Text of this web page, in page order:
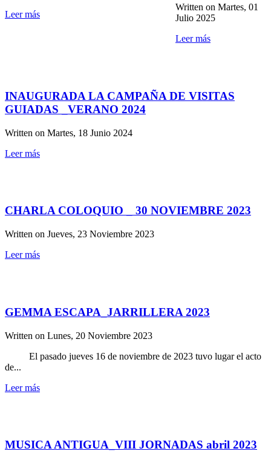
Leer más
Written on Martes, 01
Julio 2025
Leer más
INAUGURADA LA CAMPAÑA DE VISITAS
GUIADAS _VERANO 2024
Written on Martes, 18 Junio 2024
Leer más
CHARLA COLOQUIO _ 30 NOVIEMBRE 2023
Written on Jueves, 23 Noviembre 2023
Leer más
GEMMA ESCAPA_JARRILLERA 2023
Written on Lunes, 20 Noviembre 2023
El pasado jueves 16 de noviembre de 2023 tuvo lugar el acto
de...
Leer más
MUSICA ANTIGUA_VIII JORNADAS abril 2023